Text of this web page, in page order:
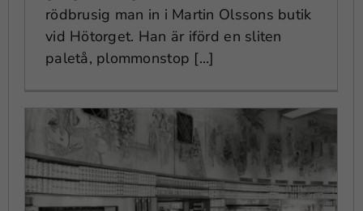
rödbrusig man in i Martin Olssons butik
vid Hötorget. Han är iförd en sliten
paletå, plommonstop [...]